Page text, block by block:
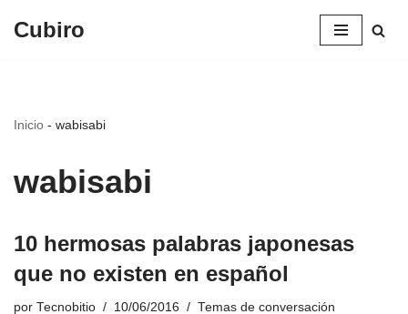
Cubiro
Inicio - wabisabi
wabisabi
10 hermosas palabras japonesas
que no existen en español
por Tecnobitio 10/06/2016 Temas de conversación